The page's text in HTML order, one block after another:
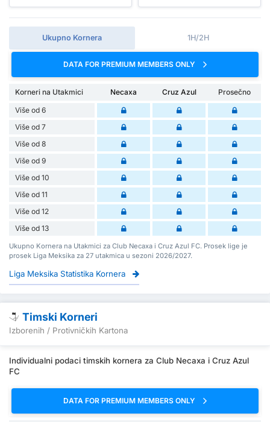
Ukupno Kornera 1H/2H
DATA FOR PREMIUM MEMBERS ONLY
Korneri na Utakmici Necaxa Cruz Azul
Prosečno
Više od 6
Više od 7
Više od 8
Više od 9
Više od 10
Više od 11
Više od 12
Više od 13
Ukupno Kornera na Utakmici za Club Necaxa i Cruz Azul FC. Prosek lige je
prosek Liga Meksika za 27 utakmica u sezoni 2026/2027.
Liga Meksika Statistika Kornera
Timski Korneri
Izborenih / Protivničkih Kartona
Individualni podaci timskih kornera za Club Necaxa i Cruz Azul
FC
DATA FOR PREMIUM MEMBERS ONLY